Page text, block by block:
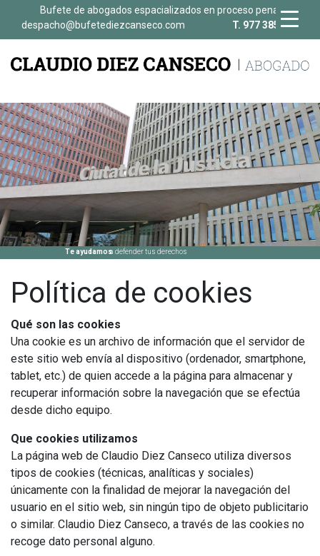
Bufete de abogados espacializados en proceso penal
despacho@bufetediezcanseco.com
T. 977 385 692
Te ayudamosa defender tus derechos
Política de cookies
Qué son las cookies
Una cookie es un archivo de información que el servidor de
este sitio web envía al dispositivo (ordenador, smartphone,
tablet, etc.) de quien accede a la página para almacenar y
recuperar información sobre la navegación que se efectúa
desde dicho equipo.
Que cookies utilizamos
La página web de Claudio Diez Canseco utiliza diversos
tipos de cookies (técnicas, analíticas y sociales)
únicamente con la finalidad de mejorar la navegación del
usuario en el sitio web, sin ningún tipo de objeto publicitario
o similar. Claudio Diez Canseco, a través de las cookies no
recoge dato personal alguno.